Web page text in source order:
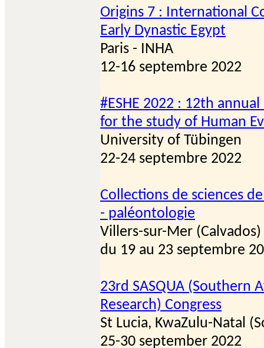
Origins 7 : International
Early Dynastic Egypt
Paris - INHA
12-16 septembre 2022
#ESHE 2022 : 12th
for the study of Human
University of Tübingen
22-24 septembre 2022
Collections de sciences
- paléontologie
Villers-sur-Mer (Calvados)
du 19 au 23 septembre
23rd SASQUA (Southern
Research) Congress
St Lucia, KwaZulu-Natal
25-30 september 2022